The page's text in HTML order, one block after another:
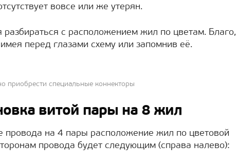
вовсе или же утерян.
разбираться с расположением жил по цветам. Благо,
перед глазами схему или запомнив её.
специальные коннекторы
витой пары на 8 жил
провода на 4 пары расположение жил по цветовой
провода будет следующим (справа налево):